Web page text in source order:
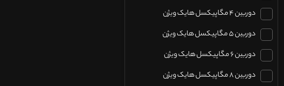
دوربین 4 مگاپیکسل هایک ویژن
دوربین 5 مگاپیکسل هایک ویژن
دوربین 6 مگاپیکسل هایک ویژن
دوربین 8 مگاپیکسل هایک ویژن